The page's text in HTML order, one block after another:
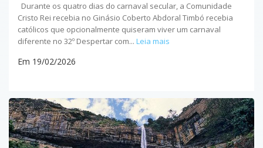
Durante os quatro dias do carnaval secular, a Comunidade
Cristo Rei recebia no Ginásio Coberto Abdoral Timbó recebia
católicos que opcionalmente quiseram viver um carnaval
diferente no 32º Despertar com... Leia mais
Em 19/02/2026